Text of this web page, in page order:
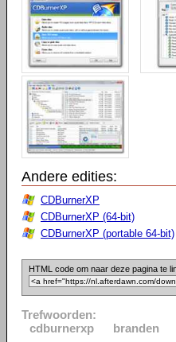
Andere edities:
CDBurnerXP
CDBurnerXP (64-bit)
CDBurnerXP (portable 64-bit)
HTML code om naar deze pagina te
Trefwoorden:
cdburnerxp
branden